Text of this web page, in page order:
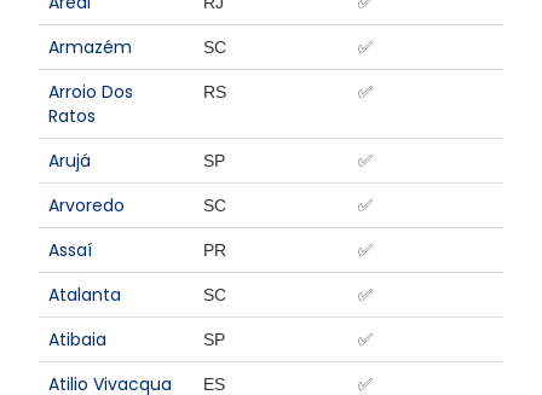
Armazém SC ✅
Arroio Dos
Ratos
RS ✅
Arujá SP ✅
Arvoredo SC ✅
Assaí PR ✅
Atalanta SC ✅
Atibaia SP ✅
Atilio Vivacqua ES ✅